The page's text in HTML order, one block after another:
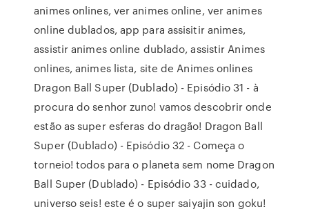
animes onlines, ver animes online, ver animes
online dublados, app para assisitir animes,
assistir animes online dublado, assistir Animes
onlines, animes lista, site de Animes onlines
Dragon Ball Super (Dublado) - Episódio 31 - à
procura do senhor zuno! vamos descobrir onde
estão as super esferas do dragão! Dragon Ball
Super (Dublado) - Episódio 32 - Começa o
torneio! todos para o planeta sem nome Dragon
Ball Super (Dublado) - Episódio 33 - cuidado,
universo seis! este é o super saiyajin son goku!